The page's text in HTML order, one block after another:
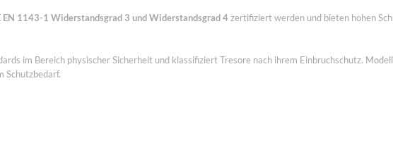
EN 1143-1 Widerstandsgrad 3 und Widerstandsgrad 4zertifiziert werden und bieten hohen
im Bereich physischer Sicherheit und klassifiziert Tresore nach ihrem Einbruchschutz.
Schutzbedarf.